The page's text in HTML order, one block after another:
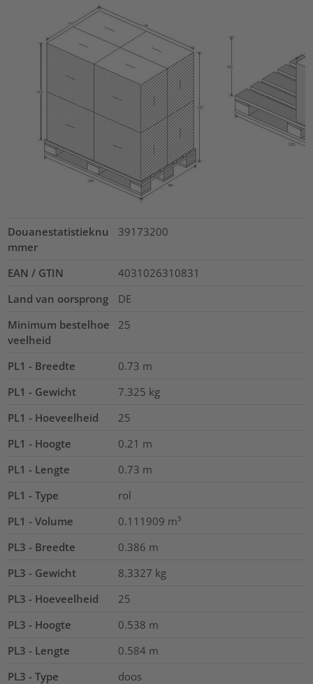
Douanestatistieknu
mmer
39173200
EAN / GTIN
4031026310831
Land van oorsprong
DE
Minimum bestelhoe
veelheid
25
PL1 - Breedte 0.73 m
PL1 - Gewicht
7.325 kg
PL1 - Hoeveelheid
25
PL1 - Hoogte
0.21 m
PL1 - Lengte
0.73 m
PL1 - Type
rol
PL1 - Volume
0.111909 m³
PL3 - Breedte
0.386 m
PL3 - Gewicht
8.3327 kg
PL3 - Hoeveelheid
25
PL3 - Hoogte
0.538 m
PL3 - Lengte
0.584 m
PL3 - Type
doos